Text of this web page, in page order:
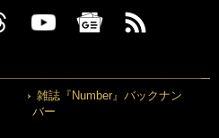
雑誌『Number』バックナン
バー